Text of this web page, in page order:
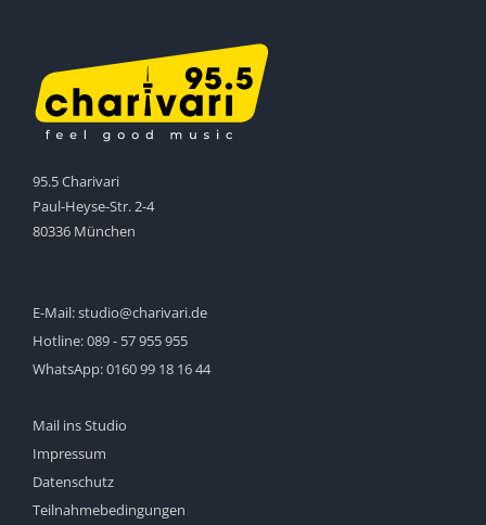
95.5 Charivari
Paul-Heyse-Str. 2-4
80336 München
E-Mail:studio@charivari.de
Hotline:089 - 57 955 955
WhatsApp:0160 99 18 16 44
Mail ins Studio
Impressum
Datenschutz
Teilnahmebedingungen